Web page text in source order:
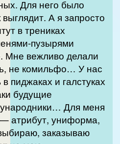
Для него было
А я запросто
в трениках
пузырями
Мне вежливо делали
не комильфо… У нас
пиджаках и галстуках
будущие
Для меня
атрибут, униформа,
заказываю